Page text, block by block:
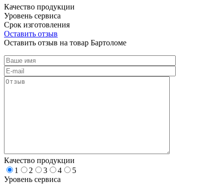
Качество продукции
Уровень сервиса
Срок изготовления
Оставить отзыв
Оставить отзыв на товар Бартоломе
Качество продукции
1
2 3 4
5
Уровень сервиса